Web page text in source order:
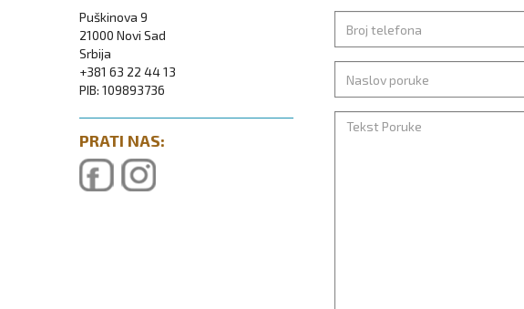
Puškinova 9
21000 Novi Sad
Srbija
+381 63 22 44 13
PIB: 109893736
PRATI NAS: